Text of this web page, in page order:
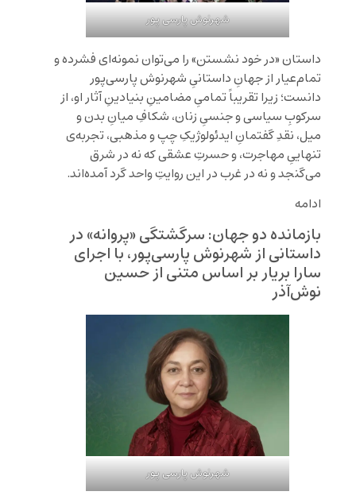
شهرنوش پارسی پور
داستان «در خود نشستن» را می‌توان نمونه‌ای فشرده و
تمام‌عیار از جهانِ داستانیِ شهرنوش پارسی‌پور
دانست؛ زیرا تقریباً تمامیِ مضامینِ بنیادینِ آثار او، از
سرکوبِ سیاسی و جنسیِ زنان، شکافِ میانِ بدن و
میل، نقدِ گفتمانِ ایدئولوژیکِ چپ و مذهبی، تجربه‌ی
تنهاییِ مهاجرت، و حسرتِ عشقی که نه در شرق
می‌گنجد و نه در غرب در این روایتِ واحد گرد آمده‌اند.
ادامه
بازمانده دو جهان: سرگشتگی «پروانه» در
داستانی از شهرنوش پارسی‌پور، با اجرای
سارا بریار بر اساس متنی از حسین
نوش‌آذر
شهرنوش پارسی پور